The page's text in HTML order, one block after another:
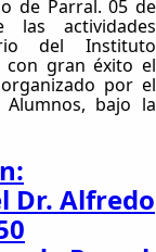
de Parral. 05 de
actividades
del Instituto
con gran éxito el
por el
bajo la
Dr. Alfredo